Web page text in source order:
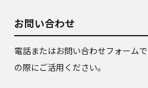
お問い合わせ
電話またはお問い合わせフォーム
の際にご活用ください。